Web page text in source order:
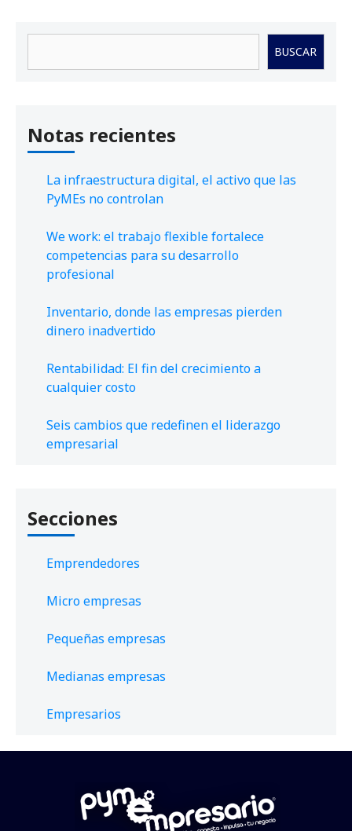
BUSCAR
Notas recientes
La infraestructura digital, el activo que las
PyMEs no controlan
We work: el trabajo flexible fortalece
competencias para su desarrollo
profesional
Inventario, donde las empresas pierden
dinero inadvertido
Rentabilidad: El fin del crecimiento a
cualquier costo
Seis cambios que redefinen el liderazgo
empresarial
Secciones
Emprendedores
Micro empresas
Pequeñas empresas
Medianas empresas
Empresarios